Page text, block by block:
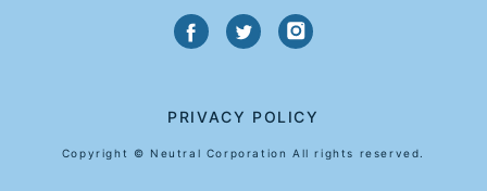
PRIVACY POLICY
Copyright © Neutral Corporation All rights reserved.